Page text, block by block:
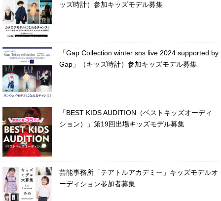
ッズ時計）参加キッズモデル募集
「Gap Collection winter sns live 2024 supported by
Gap」（キッズ時計）参加キッズモデル募集
「BEST KIDS AUDITION（ベストキッズオーディ
ション）」第19回出場キッズモデル募集
芸能事務所「テアトルアカデミー」キッズモデルオ
ーディション参加者募集